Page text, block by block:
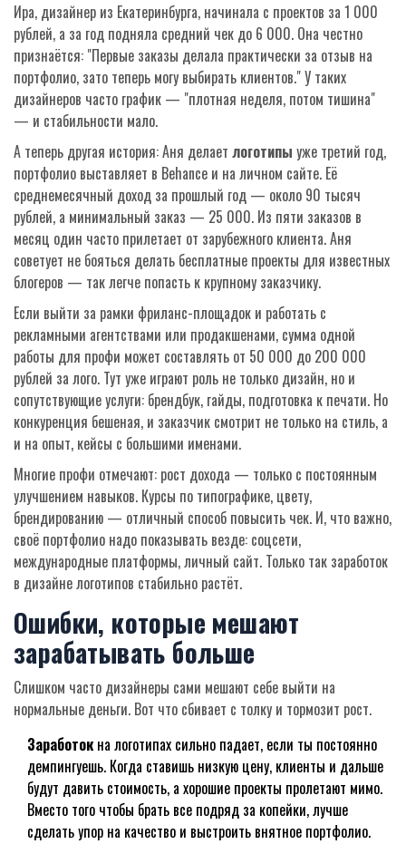
Ира, дизайнер из Екатеринбурга, начинала с проектов за 1 000
рублей, а за год подняла средний чек до 6 000. Она честно
признаётся: "Первые заказы делала практически за отзыв на
портфолио, зато теперь могу выбирать клиентов." У таких
дизайнеров часто график — "плотная неделя, потом тишина"
— и стабильности мало.
А теперь другая история: Аня делает логотипы уже третий год,
портфолио выставляет в Behance и на личном сайте. Её
среднемесячный доход за прошлый год — около 90 тысяч
рублей, а минимальный заказ — 25 000. Из пяти заказов в
месяц один часто прилетает от зарубежного клиента. Аня
советует не бояться делать бесплатные проекты для известных
блогеров — так легче попасть к крупному заказчику.
Если выйти за рамки фриланс-площадок и работать с
рекламными агентствами или продакшенами, сумма одной
работы для профи может составлять от 50 000 до 200 000
рублей за лого. Тут уже играют роль не только дизайн, но и
сопутствующие услуги: брендбук, гайды, подготовка к печати. Но
конкуренция бешеная, и заказчик смотрит не только на стиль, а
и на опыт, кейсы с большими именами.
Многие профи отмечают: рост дохода — только с постоянным
улучшением навыков. Курсы по типографике, цвету,
брендированию — отличный способ повысить чек. И, что важно,
своё портфолио надо показывать везде: соцсети,
международные платформы, личный сайт. Только так заработок
в дизайне логотипов стабильно растёт.
Ошибки, которые мешают
зарабатывать больше
Слишком часто дизайнеры сами мешают себе выйти на
нормальные деньги. Вот что сбивает с толку и тормозит рост.
Заработок на логотипах сильно падает, если ты постоянно
демпингуешь. Когда ставишь низкую цену, клиенты и дальше
будут давить стоимость, а хорошие проекты пролетают мимо.
Вместо того чтобы брать все подряд за копейки, лучше
сделать упор на качество и выстроить внятное портфолио.